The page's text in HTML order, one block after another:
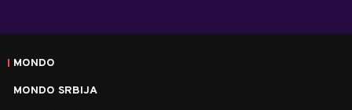
MONDO
MONDO SRBIJA